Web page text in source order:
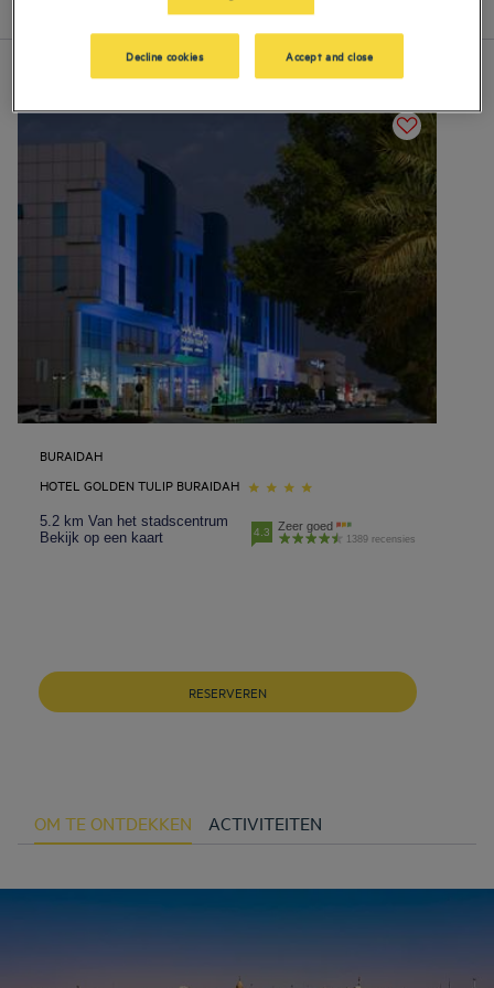
Kaart
BURAIDAH
HOTEL GOLDEN TULIP BURAIDAH
5.2 km Van het stadscentrum
Bekijk op een kaart
4.3 Zeer goed
1389 recensies
RESERVEREN
OM TE ONTDEKKEN ACTIVITEITEN
Decline cookies Accept and close